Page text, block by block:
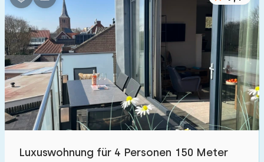
Luxuswohnung für 4 Personen 150 Meter